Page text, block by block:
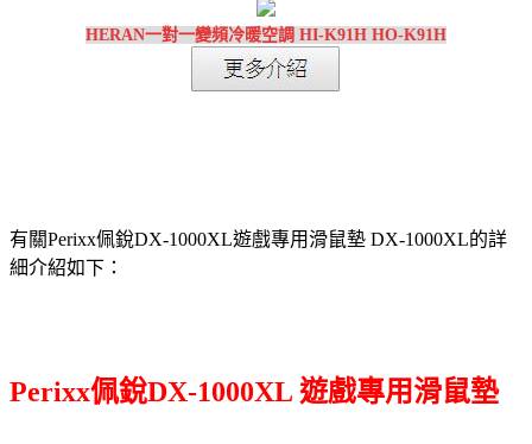
HERAN一對一變頻冷暖空調 HI-K91H HO-K91H
有關Perixx佩銳DX-1000XL遊戲專用滑鼠墊 DX-1000XL的詳
細介紹如下：
Perixx佩銳DX-1000XL 遊戲專用滑鼠墊